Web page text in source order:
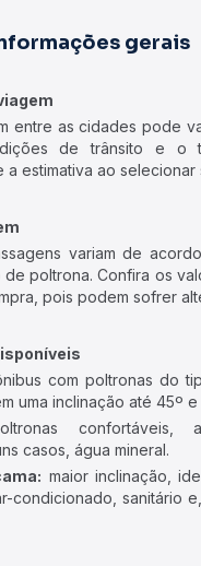
gerais
entre as cidades pode
de trânsito e o
a estimativa ao selecionar
variam de
poltrona. Confira os
pois podem sofrer
com poltronas do
uma inclinação até 45º
confortáveis,
casos, água mineral.
maior inclinação,
condicionado, sanitário